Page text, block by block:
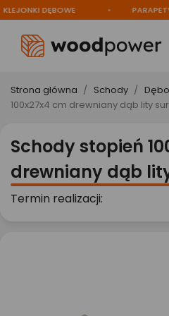
DĘBOWE PARAPETY
Strona główna Schody
100x27x4 cm drewniany dąb lity
Schody stopień
drewniany dąb
Termin realizacji: